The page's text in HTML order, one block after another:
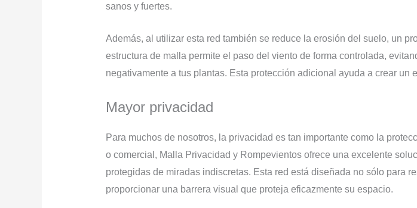
sanos y fuertes.
Además, al utilizar esta red también se reduce la erosión del suelo, un
estructura de malla permite el paso del viento de forma controlada,
negativamente a tus plantas. Esta protección adicional ayuda a crear un
Mayor privacidad
Para muchos de nosotros, la privacidad es tan importante como la
o comercial, Malla Privacidad y Rompevientos ofrece una excelente
protegidas de miradas indiscretas. Esta red está diseñada no sólo para
proporcionar una barrera visual que proteja eficazmente su espacio.